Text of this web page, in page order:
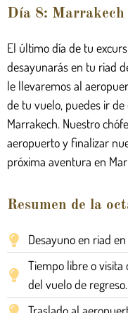
Día 8: Marrakech
El último día de tu
desayunarás en tu riad
le llevaremos al
de tu vuelo, puedes ir
Marrakech. Nuestro
aeropuerto y finalizar
próxima aventura en
Resumen de la
Desayuno en riad
Tiempo libre o visita
del vuelo de regreso.